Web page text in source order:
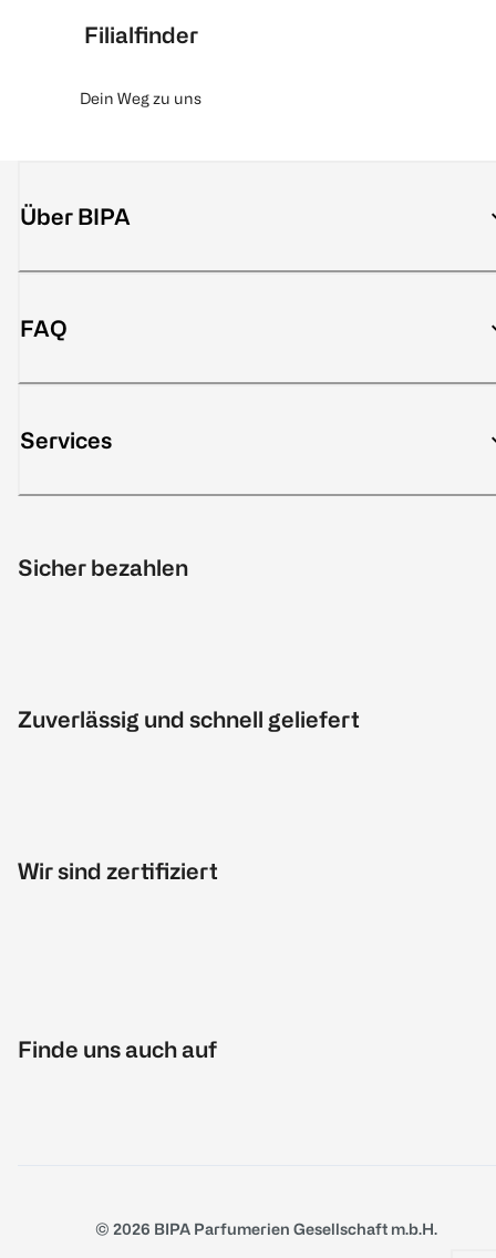
Filialfinder
Dein Weg zu uns
Über BIPA
FAQ
Services
Sicher bezahlen
Zuverlässig und schnell geliefert
Wir sind zertifiziert
Finde uns auch auf
© 2026 BIPA Parfumerien Gesellschaft m.b.H.